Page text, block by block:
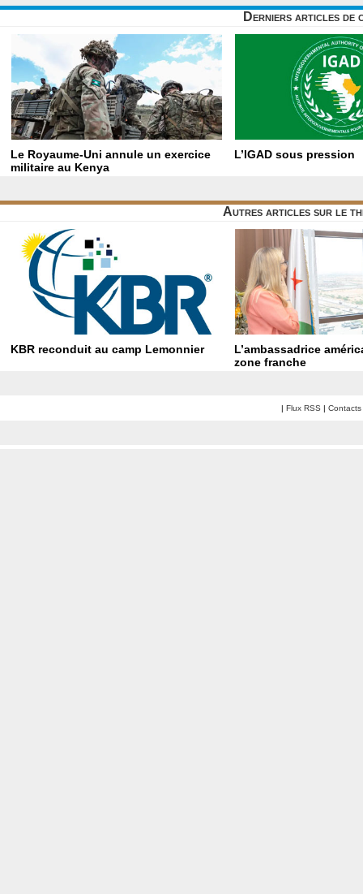
Derniers articles de
Le Royaume-Uni annule un exercice
militaire au Kenya
L’IGAD sous pression
Autres articles sur le
KBR reconduit au camp Lemonnier
L’ambassadrice
zone franche
| Flux RSS | Contacts